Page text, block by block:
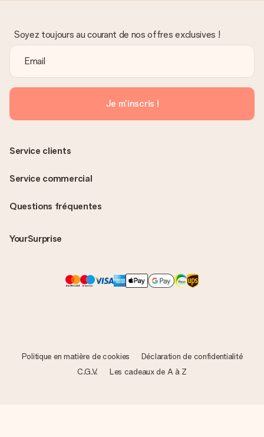
Soyez toujours au courant de nos offres exclusives !
Je m'inscris !
Questions fréquentes
YourSurprise
Service clients
Service commercial
Politique en matière de cookies
Déclaration de confidentialité
C.G.V.
Les cadeaux de A à Z